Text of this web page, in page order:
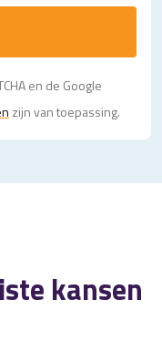
en de Google
zijn van toepassing.
kansen